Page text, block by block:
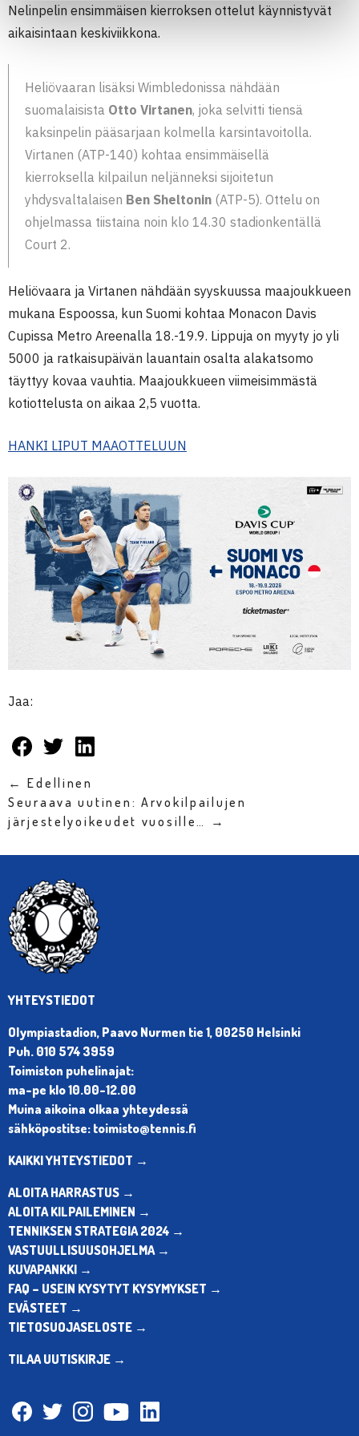
Nelinpelin ensimmäisen kierroksen ottelut käynnistyvät
aikaisintaan keskiviikkona.
Heliövaaran lisäksi Wimbledonissa nähdään
suomalaisista Otto Virtanen, joka selvitti tiensä
kaksinpelin pääsarjaan kolmella karsintavoitolla.
Virtanen (ATP-140) kohtaa ensimmäisellä
kierroksella kilpailun neljänneksi sijoitetun
yhdysvaltalaisen Ben Sheltonin (ATP-5). Ottelu on
ohjelmassa tiistaina noin klo 14.30 stadionkentällä
Court 2.
Heliövaara ja Virtanen nähdään syyskuussa maajoukkueen
mukana Espoossa, kun Suomi kohtaa Monacon Davis
Cupissa Metro Areenalla 18.-19.9. Lippuja on myyty jo yli
5000 ja ratkaisupäivän lauantain osalta alakatsomo
täyttyy kovaa vauhtia. Maajoukkueen viimeisimmästä
kotiottelusta on aikaa 2,5 vuotta.
HANKI LIPUT MAAOTTELUUN
Jaa:
← Edellinen
Seuraava uutinen: Arvokilpailujen
järjestelyoikeudet vuosille… →
YHTEYSTIEDOT
Olympiastadion, Paavo Nurmen tie 1, 00250 Helsinki
Puh. 010 574 3959
Toimiston puhelinajat:
ma-pe klo 10.00-12.00
Muina aikoina olkaa yhteydessä
sähköpostitse: toimisto@tennis.fi
KAIKKI YHTEYSTIEDOT →
ALOITA HARRASTUS →
ALOITA KILPAILEMINEN →
TENNIKSEN STRATEGIA 2024 →
VASTUULLISUUSOHJELMA →
KUVAPANKKI →
FAQ – USEIN KYSYTYT KYSYMYKSET →
EVÄSTEET →
TIETOSUOJASELOSTE →
TILAA UUTISKIRJE →